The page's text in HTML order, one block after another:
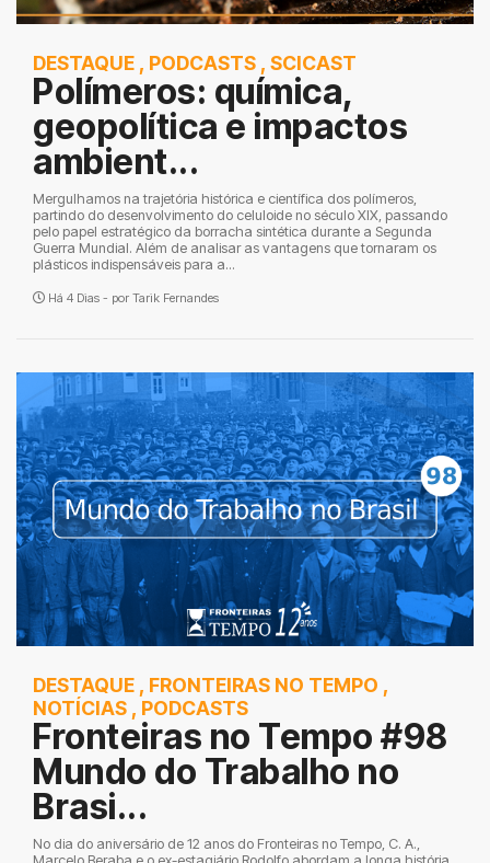
DESTAQUE , PODCASTS , SCICAST
Polímeros: química,
geopolítica e impactos
ambient...
Mergulhamos na trajetória histórica e científica dos polímeros,
partindo do desenvolvimento do celuloide no século XIX, passando
pelo papel estratégico da borracha sintética durante a Segunda
Guerra Mundial. Além de analisar as vantagens que tornaram os
plásticos indispensáveis para a...
Há 4 Dias - por Tarik Fernandes
DESTAQUE , FRONTEIRAS NO TEMPO ,
NOTÍCIAS , PODCASTS
Fronteiras no Tempo #98
Mundo do Trabalho no
Brasi...
No dia do aniversário de 12 anos do Fronteiras no Tempo, C. A.,